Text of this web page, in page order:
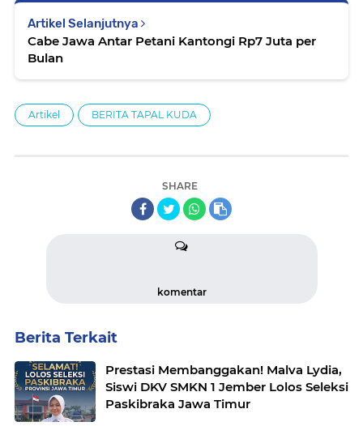
Artikel Selanjutnya
Cabe Jawa Antar Petani Kantongi Rp7 Juta per
Bulan
Artikel BERITA TAPAL KUDA
SHARE
komentar
Berita Terkait
Prestasi Membanggakan! Malva Lydia,
Siswi DKV SMKN 1 Jember Lolos Seleksi
Paskibraka Jawa Timur